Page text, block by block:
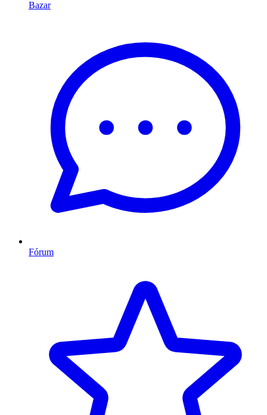
Bazar
Fórum